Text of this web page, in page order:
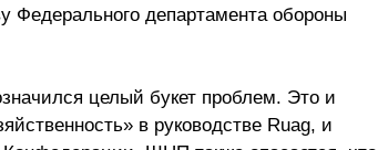
Федерального департамента обороны
целый букет проблем. Это и
в руководстве Ruag, и